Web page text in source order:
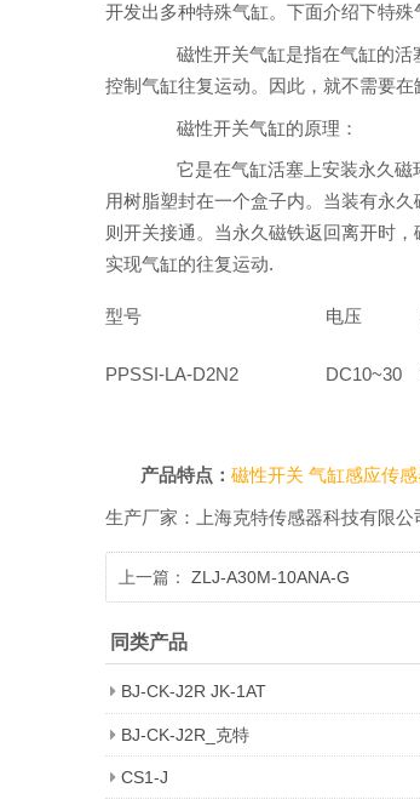
开发出多种特殊气缸。下面介绍下特殊
磁性开关气缸是指在气缸的活塞
控制气缸往复运动。因此，就不需要
磁性开关气缸的原理：
它是在气缸活塞上安装永久磁
用树脂塑封在一个盒子内。当装有永
则开关接通。当永久磁铁返回离开时
实现气缸的往复运动.
型号 电压
PPSSI-LA-D2N2 DC10~30
产品特点：磁性开关气缸感应传
生产厂家：上海克特传感器科技有限
上一篇： ZLJ-A30M-10ANA-G
同类产品
BJ-CK-J2R JK-1AT
BJ-CK-J2R_克特
CS1-J